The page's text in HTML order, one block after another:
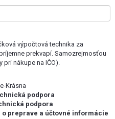
výpočtová technika za
prekvapí. Samozrejmosťou
pri nákupe na IČO).
Krásna
podpora
podpora
o preprave a účtovné informácie